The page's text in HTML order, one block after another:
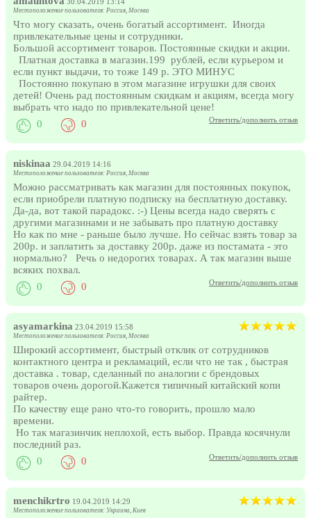
Местоположение пользователя: Россия, Москва
Что могу сказать, очень богатый ассортимент. Иногда
привлекательные цены и сотрудники.
Большой ассортимент товаров. Постоянные скидки и акции.
Платная доставка в магазин.199 рублей, если курьером и
если пункт выдачи, то тоже 149 р. ЭТО МИНУС
Постоянно покупаю в этом магазине игрушки для своих
детей! Очень рад постоянным скидкам и акциям, всегда могу
выбрать что надо по привлекательной цене!
Ответить/дополнить отзыв
0 0
niskinaa 29.04.2019 14:16
Местоположение пользователя: Россия, Москва
Можно рассматривать как магазин для постоянных покупок,
если приобрели платную подписку на бесплатную доставку.
Да-да, вот такой парадокс. :-) Цены всегда надо сверять с
другими магазинами и не забывать про платную доставку
Но как по мне - раньше было лучше. Но сейчас взять товар за
200р. и заплатить за доставку 200р. даже из постамата - это
нормально? Речь о недорогих товарах. А так магазин выше
всяких похвал.
Ответить/дополнить отзыв
0 0
asyamarkina 23.04.2019 15:58
Местоположение пользователя: Россия, Москва
Широкий ассортимент, быстрый отклик от сотрудников
контактного центра и рекламаций, если что не так , быстрая
доставка . товар, сделанный по аналогии с брендовых
товаров очень дорогой.Кажется типичный китайский копи
райтер.
По качеству еще рано что-то говорить, прошло мало
времени.
Но так магазинчик неплохой, есть выбор. Правда косячнули
последний раз.
Ответить/дополнить отзыв
0 0
menchikrtro 19.04.2019 14:29
Местоположение пользователя: Украина, Киев